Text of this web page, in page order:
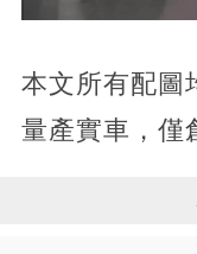
本文所有配圖
量產實車，僅